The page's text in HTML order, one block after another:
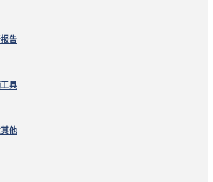
告
具
他